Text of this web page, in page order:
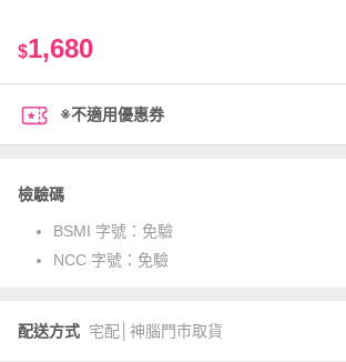
$1,680
※不適用優惠券
檢驗碼
BSMI 字號： 免驗
NCC 字號： 免驗
配送方式 宅配│神腦門市取貨